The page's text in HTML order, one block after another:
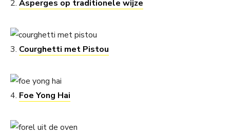
2. Asperges op traditionele wijze
3. Courghetti met Pistou
4. Foe Yong Hai